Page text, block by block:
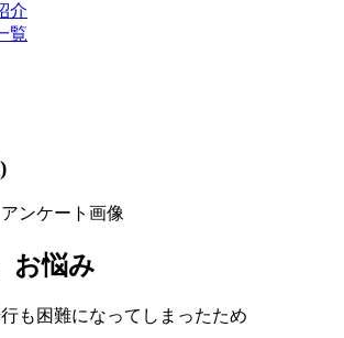
介
覧
お悩み
も困難になってしまったため